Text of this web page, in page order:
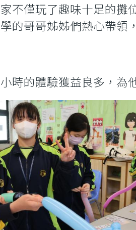
不僅玩了趣味十足的
的哥哥姊姊們熱心帶
時的體驗獲益良多，為